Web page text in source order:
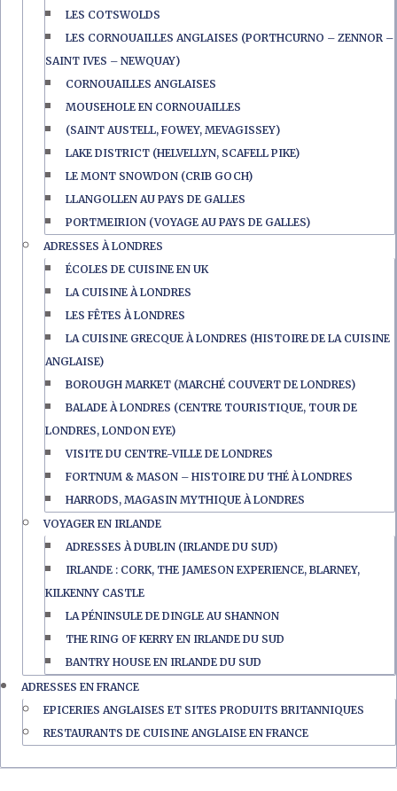
LES COTSWOLDS
LES CORNOUAILLES ANGLAISES (PORTHCURNO – ZENNOR –
SAINT IVES – NEWQUAY)
CORNOUAILLES ANGLAISES
MOUSEHOLE EN CORNOUAILLES
(SAINT AUSTELL, FOWEY, MEVAGISSEY)
LAKE DISTRICT (HELVELLYN, SCAFELL PIKE)
LE MONT SNOWDON (CRIB GOCH)
LLANGOLLEN AU PAYS DE GALLES
PORTMEIRION (VOYAGE AU PAYS DE GALLES)
ADRESSES À LONDRES
ÉCOLES DE CUISINE EN UK
LA CUISINE À LONDRES
LES FÊTES À LONDRES
LA CUISINE GRECQUE À LONDRES (HISTOIRE DE LA CUISINE
ANGLAISE)
BOROUGH MARKET (MARCHÉ COUVERT DE LONDRES)
BALADE À LONDRES (CENTRE TOURISTIQUE, TOUR DE
LONDRES, LONDON EYE)
VISITE DU CENTRE-VILLE DE LONDRES
FORTNUM & MASON – HISTOIRE DU THÉ À LONDRES
HARRODS, MAGASIN MYTHIQUE À LONDRES
VOYAGER EN IRLANDE
ADRESSES À DUBLIN (IRLANDE DU SUD)
IRLANDE : CORK, THE JAMESON EXPERIENCE, BLARNEY,
KILKENNY CASTLE
LA PÉNINSULE DE DINGLE AU SHANNON
THE RING OF KERRY EN IRLANDE DU SUD
BANTRY HOUSE EN IRLANDE DU SUD
ADRESSES EN FRANCE
EPICERIES ANGLAISES ET SITES PRODUITS BRITANNIQUES
RESTAURANTS DE CUISINE ANGLAISE EN FRANCE